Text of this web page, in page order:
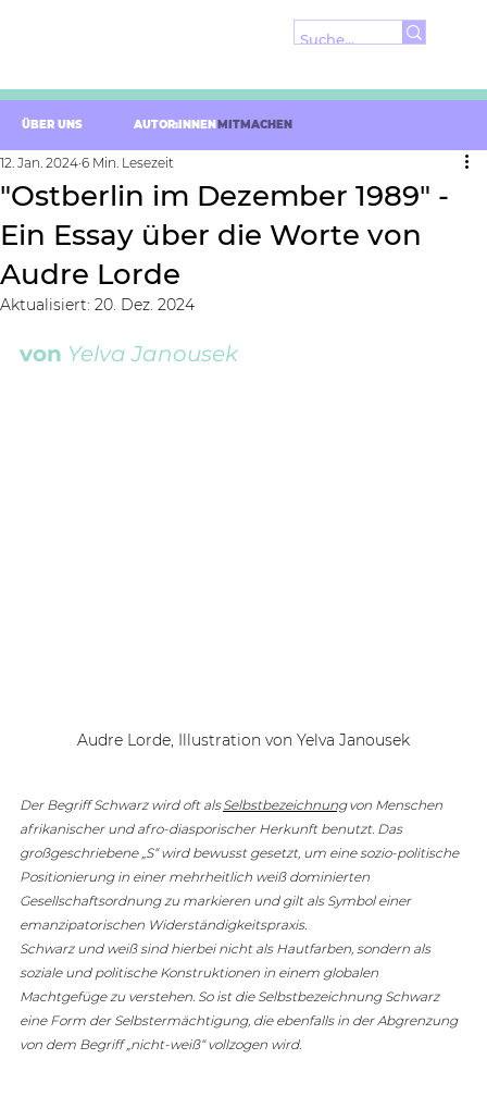
ÜBER UNS AUTOR:INNEN MITMACHEN
"Ostberlin im Dezember 1989" -
Ein Essay über die Worte von
Audre Lorde
12. Jan. 2024 6 Min. Lesezeit
Aktualisiert: 20. Dez. 2024
von Yelva Janousek
Audre Lorde, Illustration von Yelva Janousek
Der Begriff Schwarz wird oft als Selbstbezeichnung von Menschen
afrikanischer und afro-diasporischer Herkunft benutzt. Das
großgeschriebene „S“ wird bewusst gesetzt, um eine sozio-politische
Positionierung in einer mehrheitlich weiß dominierten
Gesellschaftsordnung zu markieren und gilt als Symbol einer
emanzipatorischen Widerständigkeitspraxis.
Schwarz und weiß sind hierbei nicht als Hautfarben, sondern als
soziale und politische Konstruktionen in einem globalen
Machtgefüge zu verstehen. So ist die Selbstbezeichnung Schwarz
eine Form der Selbstermächtigung, die ebenfalls in der Abgrenzung
von dem Begriff „nicht-weiß“ vollzogen wird.